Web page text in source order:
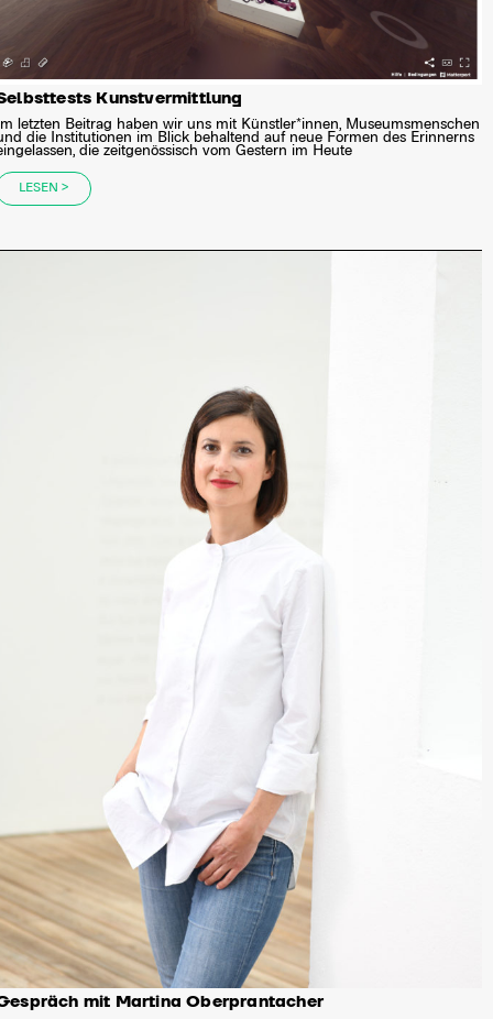
Kunstvermittlung
letzten Beitrag haben wir uns mit Künstler*innen, Museumsmenschen
die Institutionen im Blick behaltend auf neue Formen des Erinnerns
die zeitgenössisch vom Gestern im Heute
LESEN >
mit Martina Oberprantacher